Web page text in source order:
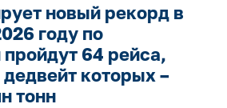
новый рекорд в
году по
64 рейса,
которых –
тонн